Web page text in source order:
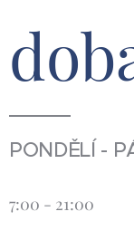
PONDĚLÍ -
7:00 - 21:00